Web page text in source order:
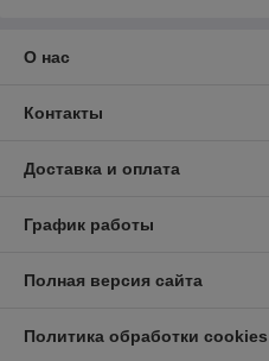
О нас
Контакты
Доставка и оплата
График работы
Полная версия сайта
Политика обработки cookies